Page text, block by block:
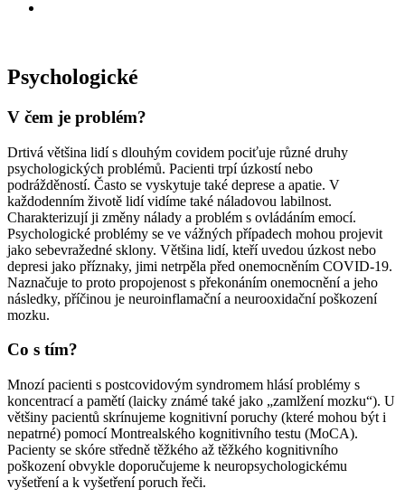
Psychologické
V čem je problém?
Drtivá většina lidí s dlouhým covidem pociťuje různé druhy
psychologických problémů. Pacienti trpí úzkostí nebo
podrážděností. Často se vyskytuje také deprese a apatie. V
každodenním životě lidí vidíme také náladovou labilnost.
Charakterizují ji změny nálady a problém s ovládáním emocí.
Psychologické problémy se ve vážných případech mohou projevit
jako sebevražedné sklony. Většina lidí, kteří uvedou úzkost nebo
depresi jako příznaky, jimi netrpěla před onemocněním COVID-19.
Naznačuje to proto propojenost s překonáním onemocnění a jeho
následky, příčinou je neuroinflamační a neurooxidační poškození
mozku.
Co s tím?
Mnozí pacienti s postcovidovým syndromem hlásí problémy s
koncentrací a pamětí (laicky známé také jako „zamlžení mozku“). U
většiny pacientů skrínujeme kognitivní poruchy (které mohou být i
nepatrné) pomocí Montrealského kognitivního testu (MoCA).
Pacienty se skóre středně těžkého až těžkého kognitivního
poškození obvykle doporučujeme k neuropsychologickému
vyšetření a k vyšetření poruch řeči.